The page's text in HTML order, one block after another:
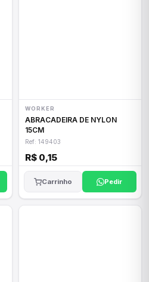
WORKER
ABRACADEIRA DE NYLON
15CM
Ref: 149403
R$ 0,15
Carrinho Pedir